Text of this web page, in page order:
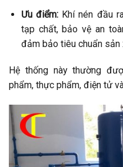
Ưu điểm: Khí nén đầu
tạp chất, bảo vệ an
đảm bảo tiêu chuẩn sản
Hệ thống này thường
phẩm, thực phẩm, điện tử